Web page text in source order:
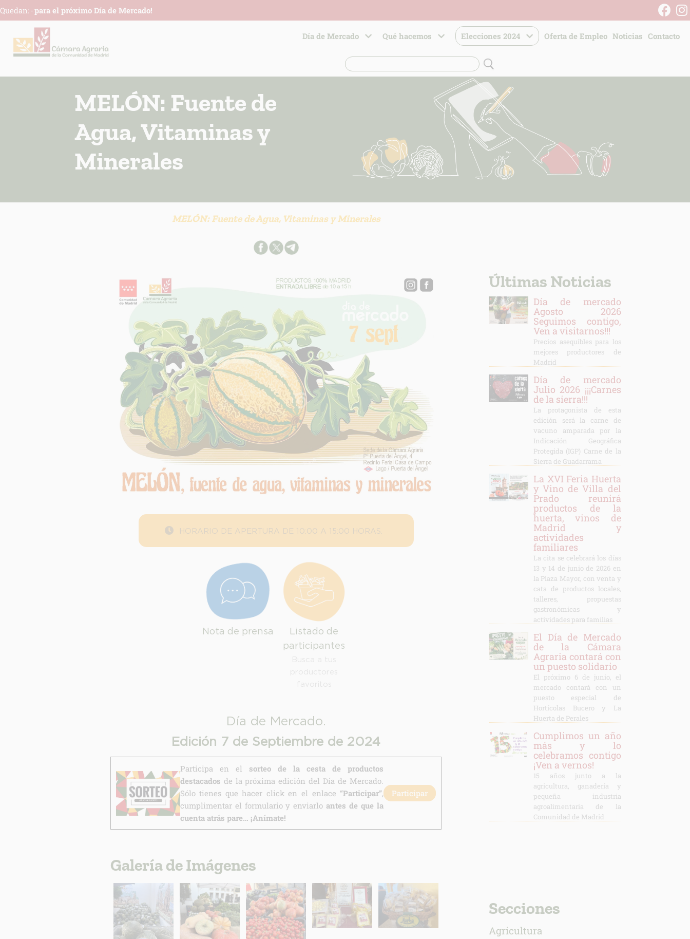
Quedan:-para el próximo Día de Mercado!
Día de Mercado Qué hacemos Elecciones 2024 Oferta de Empleo Noticias Contacto
MELÓN: Fuente de
Agua, Vitaminas y
Minerales
MELÓN: Fuente de Agua, Vitaminas y Minerales
HORARIO DE APERTURA DE 10:00 A 15:00 HORAS.
Nota de prensa
Listado de
participantes
Día de Mercado.
Edición 7 de Septiembre de 2024
Participa en el sorteo de la cesta de productos
destacados de la próxima edición del Día de Mercado.
Sólo tienes que hacer click en el enlace “Participar”,
cumplimentar el formulario y enviarlo antes de que la
cuenta atrás pare… ¡Anímate!
Participar
Galería de Imágenes
Últimas Noticias
Día de mercado
Agosto 2026
Seguimos contigo,
Ven a visitarnos!!!
Precios asequibles para los
mejores productores de
Madrid
Día de mercado
Julio 2026 ¡¡¡Carnes
de la sierra!!!
La protagonista de esta
edición será la carne de
vacuno amparada por la
Indicación Geográfica
Protegida (IGP) Carne de la
Sierra de Guadarrama
La XVI Feria Huerta
y Vino de Villa del
Prado reunirá
productos de la
huerta, vinos de
Madrid y
actividades
familiares
La cita se celebrará los días
13 y 14 de junio de 2026 en
la Plaza Mayor, con venta y
cata de productos locales,
talleres, propuestas
gastronómicas y
actividades para familias
El Día de Mercado
de la Cámara
Agraria contará con
un puesto solidario
El próximo 6 de junio, el
mercado contará con un
puesto especial de
Hortícolas Bucero y La
Huerta de Perales
Cumplimos un año
más y lo
celebramos contigo
¡Ven a vernos!
15 años junto a la
agricultura, ganadería y
pequeña industria
agroalimentaria de la
Comunidad de Madrid
Secciones
Agricultura
Derechos:
Información adicional
link